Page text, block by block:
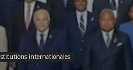
internationales